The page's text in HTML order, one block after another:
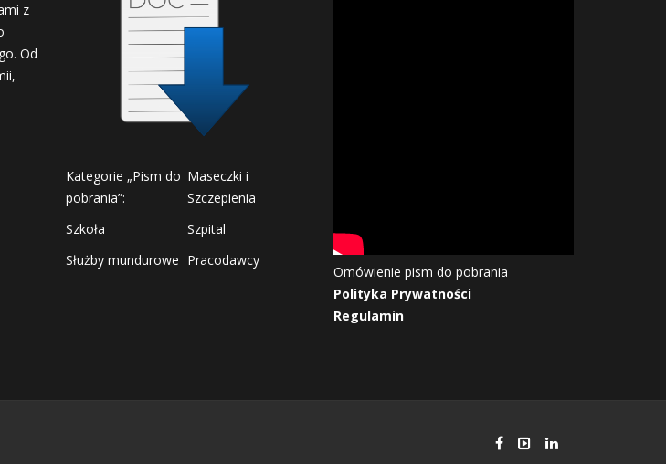
z
Od
Kategorie „Pism do
pobrania”:
Maseczki i
Szczepienia
Szkoła
Szpital
Służby mundurowe Pracodawcy
Omówienie pism do pobrania
Polityka Prywatności
Regulamin